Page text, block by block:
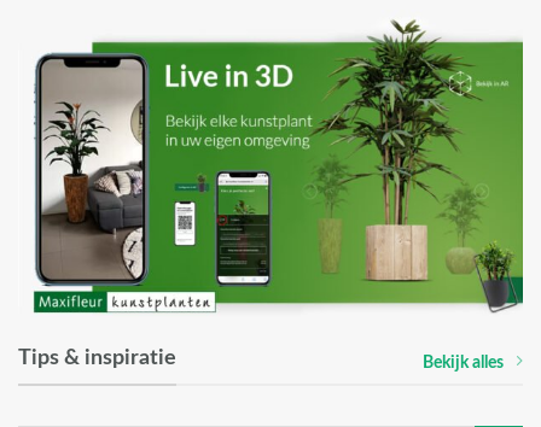
Tips & inspiratie Bekijk alles